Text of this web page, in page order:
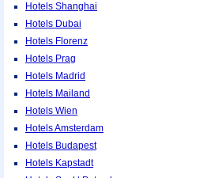
Hotels Shanghai
Hotels Dubai
Hotels Florenz
Hotels Prag
Hotels Madrid
Hotels Mailand
Hotels Wien
Hotels Amsterdam
Hotels Budapest
Hotels Kapstadt